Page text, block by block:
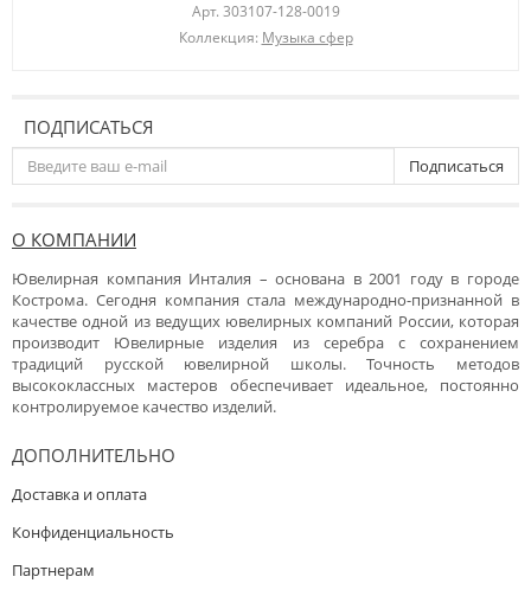
Арт. 303107-128-0019
Коллекция: Музыка сфер
ПОДПИСАТЬСЯ
Подписаться
О КОМПАНИИ
Ювелирная компания Инталия – основана в 2001 году в городе
Кострома. Сегодня компания стала международно-признанной в
качестве одной из ведущих ювелирных компаний России, которая
производит Ювелирные изделия из серебра с сохранением
традиций русской ювелирной школы. Точность методов
высококлассных мастеров обеспечивает идеальное, постоянно
контролируемое качество изделий.
ДОПОЛНИТЕЛЬНО
Доставка и оплата
Конфиденциальность
Партнерам